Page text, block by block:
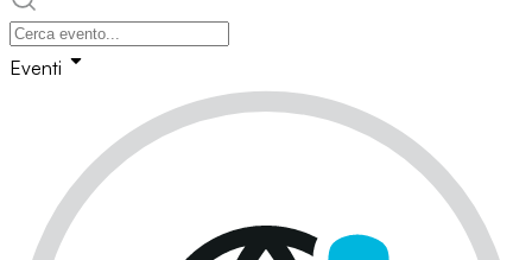
Eventi